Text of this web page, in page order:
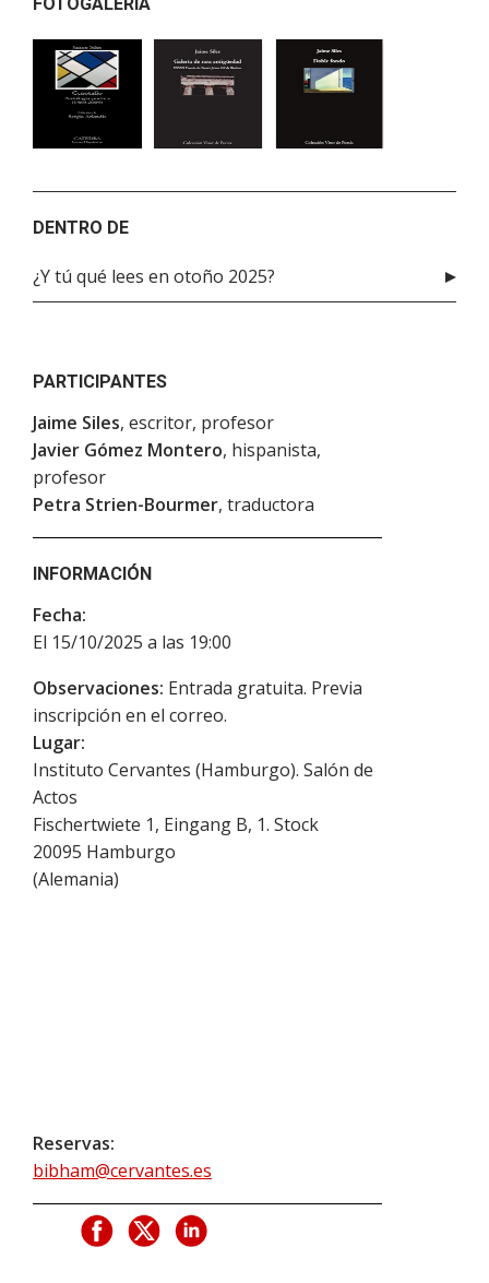
DENTRO DE
¿Y tú qué lees en otoño 2025?
PARTICIPANTES
Jaime Siles, escritor, profesor
Javier Gómez Montero, hispanista,
profesor
Petra Strien-Bourmer, traductora
INFORMACIÓN
Fecha:
El 15/10/2025 a las 19:00
Observaciones: Entrada gratuita. Previa
inscripción en el correo.
Lugar:
Instituto Cervantes (Hamburgo). Salón de
Actos
Fischertwiete 1, Eingang B, 1. Stock
20095 Hamburgo
(Alemania)
Reservas:
bibham@cervantes.es